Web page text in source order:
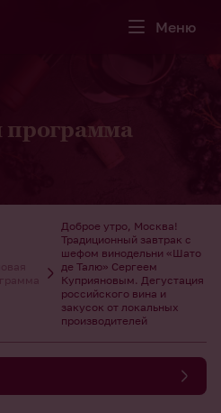
Меню
программа
Доброе утро, Москва!
Традиционный завтрак с
шефом винодельни «Шато
де Талю» Сергеем
Куприяновым. Дегустация
российского вина и
закусок от локальных
производителей